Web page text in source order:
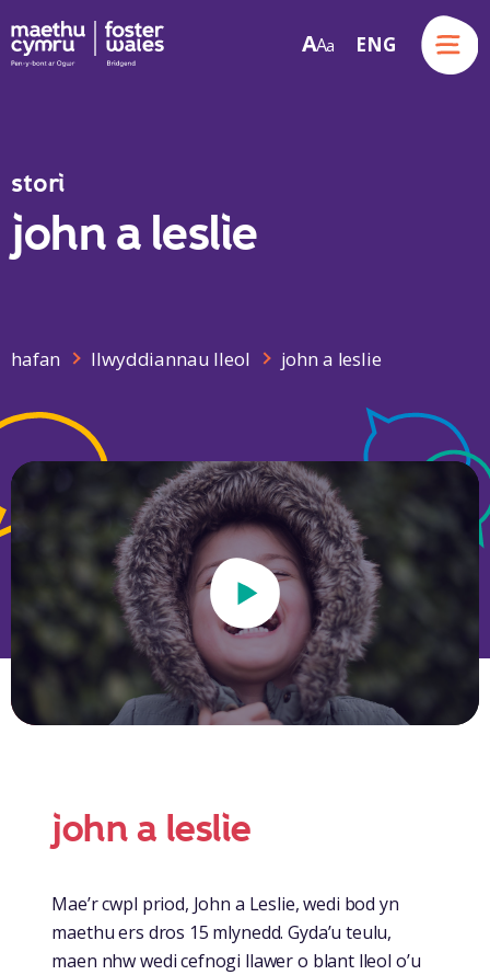
Skip to content
AA a ENG
Menu
stori
john a leslie
hafan llwyddiannau lleol john a leslie
Play Video
john a leslie
Mae’r cwpl priod, John a Leslie, wedi bod yn
maethu ers dros 15 mlynedd. Gyda’u teulu,
maen nhw wedi cefnogi llawer o blant lleol o’u